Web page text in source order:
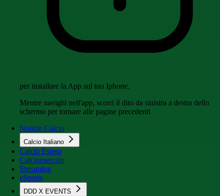
per installare la App sul tuo Iphone.
Mentre navighi nell'app, scorri il dito da sinistra a destra dello
schermo per tornare alle pagine precedenti
Notizie Calcio
Calcio Italiano
Calcio Estero
Calciomercato
Streaming
eSports
DDD X EVENTS